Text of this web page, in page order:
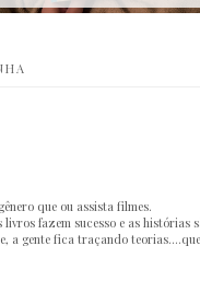
que ou assista filmes.
fazem sucesso e as histórias
a gente fica traçando